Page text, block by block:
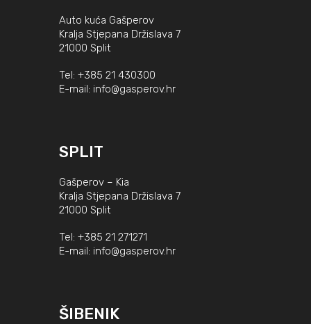
Auto kuća Gašperov
Kralja Stjepana Držislava 7
21000 Split
Tel: +385 21 430300
E-mail: info@gasperov.hr
SPLIT
Gašperov – Kia
Kralja Stjepana Držislava 7
21000 Split
Tel: +385 21 271271
E-mail: info@gasperov.hr
ŠIBENIK